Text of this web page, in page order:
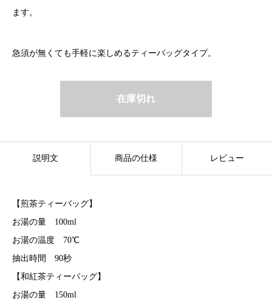
ます。
急須が無くても手軽に楽しめるティーバッグタイプ。
在庫切れ
説明文 商品の仕様 レビュー
【煎茶ティーバッグ】
お湯の量 100ml
お湯の温度 70℃
抽出時間 90秒
【和紅茶ティーバッグ】
お湯の量 150ml